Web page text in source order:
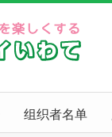
组织者名单